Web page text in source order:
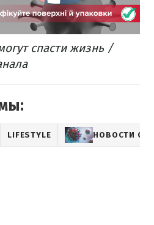
спасти жизнь /
LIFESTYLE НОВОСТИ О